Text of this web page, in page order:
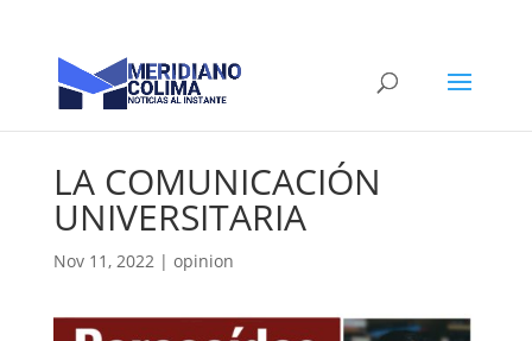
LA COMUNICACIÓN
UNIVERSITARIA
Nov 11, 2022| opinion